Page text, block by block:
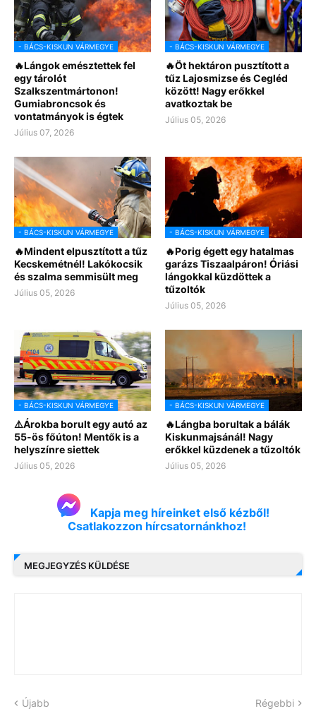
- BÁCS-KISKUN VÁRMEGYE
🔥Lángok emésztettek fel
egy tárolót
Szalkszentmártonon!
Gumiabroncsok és
vontatmányok is égtek
Július 07, 2026
- BÁCS-KISKUN VÁRMEGYE
🔥Öt hektáron pusztított a
tűz Lajosmizse és Cegléd
között! Nagy erőkkel
avatkoztak be
Július 05, 2026
- BÁCS-KISKUN VÁRMEGYE
🔥Mindent elpusztított a tűz
Kecskemétnél! Lakókocsik
és szalma semmisült meg
Július 05, 2026
- BÁCS-KISKUN VÁRMEGYE
🔥Porig égett egy hatalmas
garázs Tiszaalpáron! Óriási
lángokkal küzdöttek a
tűzoltók
Július 05, 2026
- BÁCS-KISKUN VÁRMEGYE
⚠️Árokba borult egy autó az
55-ös főúton! Mentők is a
helyszínre siettek
Július 05, 2026
- BÁCS-KISKUN VÁRMEGYE
🔥Lángba borultak a bálák
Kiskunmajsánál! Nagy
erőkkel küzdenek a tűzoltók
Július 05, 2026
Kapja meg híreinket első kézből!
Csatlakozzon hírcsatornánkhoz!
MEGJEGYZÉS KÜLDÉSE
Újabb Régebbi